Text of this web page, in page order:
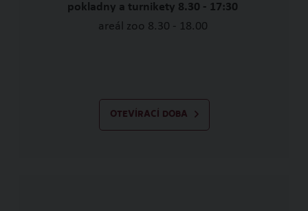
pokladny a turnikety 8.30 - 17:30
areál zoo 8.30 - 18.00
OTEVÍRACÍ DOBA